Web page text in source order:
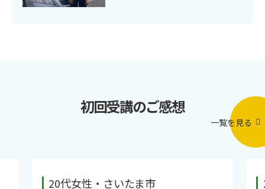
初回受講のご感想
一覧を見る
20代女性・さいたま市